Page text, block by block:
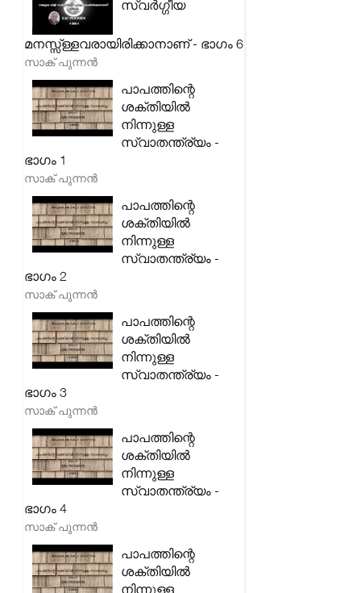
സ്വർഗ്ഗീയ
മനസ്സ്ള്ളവരായിരിക്കാനാണ് - ഭാഗം 6
സാക് പുന്നൻ
പാപത്തിന്റെ
ശക്തിയിൽ
നിന്നുള്ള
സ്വാതന്ത്ര്യം -
ഭാഗം 1
സാക് പുന്നൻ
പാപത്തിന്റെ
ശക്തിയിൽ
നിന്നുള്ള
സ്വാതന്ത്ര്യം -
ഭാഗം 2
സാക് പുന്നൻ
പാപത്തിന്റെ
ശക്തിയിൽ
നിന്നുള്ള
സ്വാതന്ത്ര്യം -
ഭാഗം 3
സാക് പുന്നൻ
പാപത്തിന്റെ
ശക്തിയിൽ
നിന്നുള്ള
സ്വാതന്ത്ര്യം -
ഭാഗം 4
സാക് പുന്നൻ
പാപത്തിന്റെ
ശക്തിയിൽ
നിന്നുള്ള